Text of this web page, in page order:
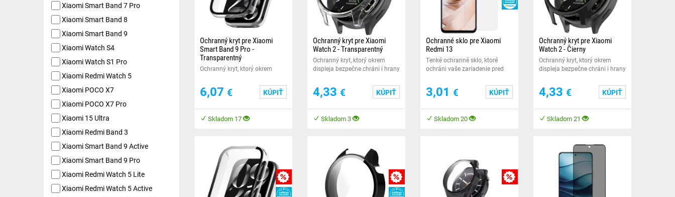
Xiaomi Smart Band 7 Pro
Xiaomi Smart Band 8
Xiaomi Smart Band 9
Xiaomi Watch S4
Xiaomi Watch S1 Pro
Xiaomi Redmi Watch 5
Xiaomi POCO X7
Xiaomi POCO X7 Pro
Xiaomi 15 Ultra
Xiaomi Redmi Band 3
Xiaomi Smart Band 9 Active
Xiaomi Smart Band 9 Pro
Xiaomi Redmi Watch 5 Lite
Xiaomi Redmi Watch 5 Active
Ochranný kryt pre Xiaomi
Smart Band 9 Pro -
Transparentný
Ochranný kryt, ktorý okrem
hrany Vašich šikovných
hodiniek.
6,07 € KÚPIŤ
Skladom 17
Ochranný kryt pre Xiaomi
Watch 2 - Transparentný
Ochranný kryt, ktorý okrem
displeja bezpečne chráni i hrany
4,33 € KÚPIŤ
Skladom 3
Ochranné sklo pre Xiaomi
Redmi 13
Tenké ochranné sklo, ktoré
ochráni vaše zariadenie pred
HEUREKA
3,01 € KÚPIŤ
Skladom 20
Ochranný kryt pre Xiaomi
Watch 2 - Čierny
Ochranný kryt, ktorý okrem
displeja bezpečne chráni i hrany
4,33 € KÚPIŤ
Skladom 21
MNOŽSTEVNÁ ZĽAVY MNOŽSTEVNÁ ZĽAVY MNOŽSTEVNÁ ZĽAVY